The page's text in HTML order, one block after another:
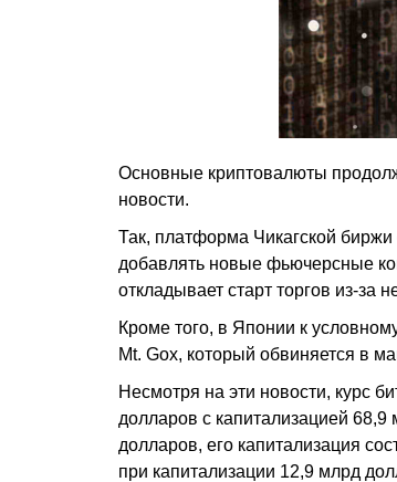
Основные криптовалюты
новости.
Так, платформа Чикагской
добавлять новые фьючерсные
откладывает старт торгов из-за
Кроме того, в Японии к
Mt. Gox, который обвиняется в
Несмотря на эти новости, курс
долларов с капитализацией
долларов, его капитализация
при капитализации 12,9 млрд